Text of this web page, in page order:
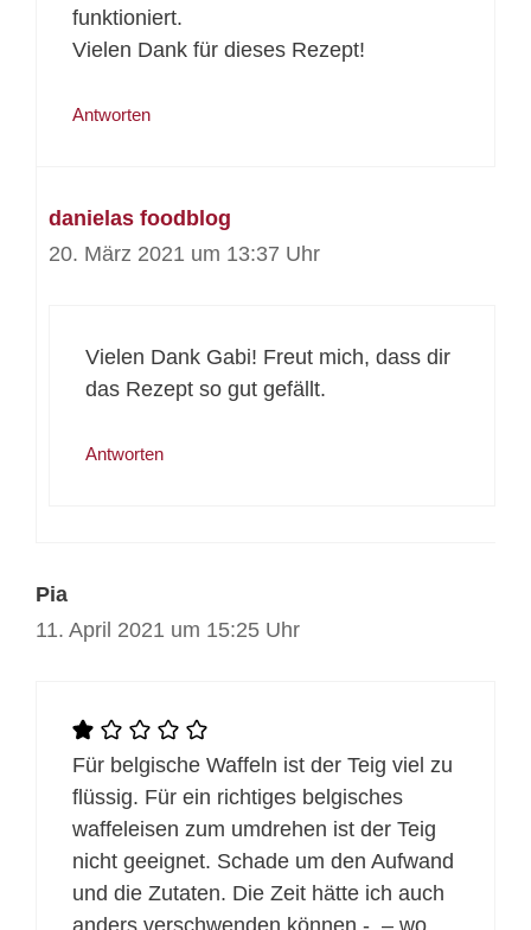
funktioniert.
Vielen Dank für dieses Rezept!
Antworten
danielas foodblog
20. März 2021 um 13:37 Uhr
Vielen Dank Gabi! Freut mich, dass dir
das Rezept so gut gefällt.
Antworten
Pia
11. April 2021 um 15:25 Uhr
Für belgische Waffeln ist der Teig viel zu
flüssig. Für ein richtiges belgisches
waffeleisen zum umdrehen ist der Teig
nicht geeignet. Schade um den Aufwand
und die Zutaten. Die Zeit hätte ich auch